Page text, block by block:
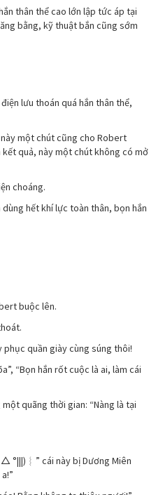
thân thể cao lớn lập tức áp tại
bằng, kỹ thuật bắn cũng sớm
lưu thoán quá hắn thân thể,
một chút cũng cho Robert
quả, này một chút không có mở
choáng.
hết khí lực toàn thân, bọn hắn
buộc lên.
phục quần giày cùng súng thôi!
“Bọn hắn rốt cuộc là ai, làm cái
quãng thời gian: “Nàng là tại
°|||)︴” cái này bị Dương Miên